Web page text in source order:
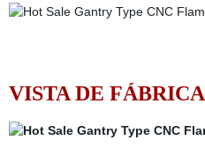
VISTA DE FÁBRICA